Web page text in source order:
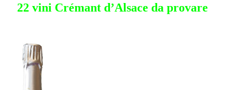
22 vini Crémant d’Alsace da provare